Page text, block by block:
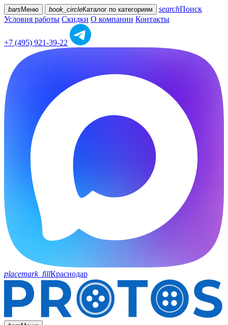
bars Меню book_circleКаталог по категориям searchПоиск
Условия работы Скидки О компании Контакты
+7 (495) 921-39-22
placemark_fillКраснодар